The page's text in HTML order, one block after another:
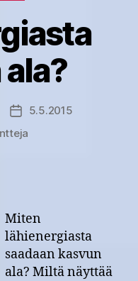
Julkaisupäivämäärä
5.5.2015
Miten
lähienergiasta
saadaan kasvun
ala? Miltä näyttää